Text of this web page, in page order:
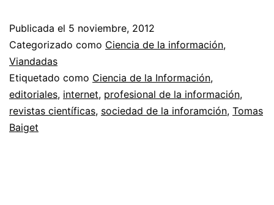
Publicada el 5 noviembre, 2012
Categorizado como Ciencia de la información,
Viandadas
Etiquetado como Ciencia de la Información,
editoriales, internet, profesional de la información,
revistas científicas, sociedad de la inforamción, Tomas
Baiget